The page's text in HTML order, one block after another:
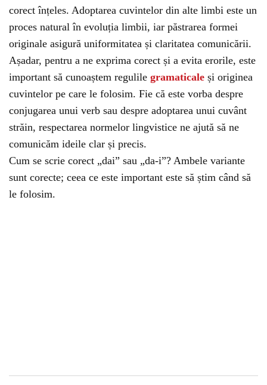
corect înțeles. Adoptarea cuvintelor din alte limbi este un
proces natural în evoluția limbii, iar păstrarea formei
originale asigură uniformitatea și claritatea comunicării.
Așadar, pentru a ne exprima corect și a evita erorile, este
important să cunoaștem regulile gramaticale și originea
cuvintelor pe care le folosim. Fie că este vorba despre
conjugarea unui verb sau despre adoptarea unui cuvânt
străin, respectarea normelor lingvistice ne ajută să ne
comunicăm ideile clar și precis.
Cum se scrie corect „dai” sau „da-i”? Ambele variante
sunt corecte; ceea ce este important este să știm când să
le folosim.